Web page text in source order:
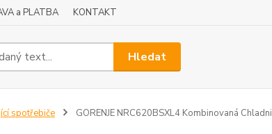
a PLATBA KONTAKT
Hledat
spotřebiče GORENJE NRC620BSXL4 Kombinovaná